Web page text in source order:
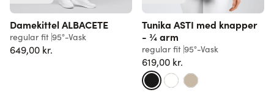
Damekittel ALBACETE
regular fit 95°-Vask
649,00 kr.
Tunika ASTI med knapper
- ¾ arm
regular fit 95°-Vask
619,00 kr.